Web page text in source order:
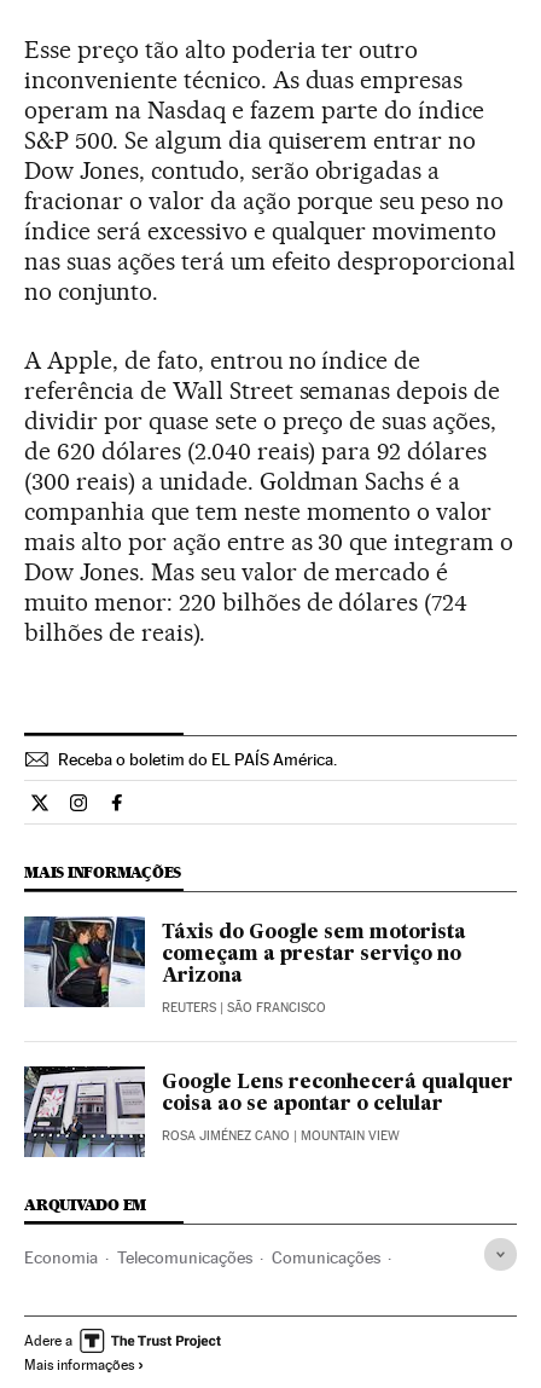
Esse preço tão alto poderia ter outro
inconveniente técnico. As duas empresas
operam na Nasdaq e fazem parte do índice
S&P 500. Se algum dia quiserem entrar no
Dow Jones, contudo, serão obrigadas a
fracionar o valor da ação porque seu peso no
índice será excessivo e qualquer movimento
nas suas ações terá um efeito desproporcional
no conjunto.
A Apple, de fato, entrou no índice de
referência de Wall Street semanas depois de
dividir por quase sete o preço de suas ações,
de 620 dólares (2.040 reais) para 92 dólares
(300 reais) a unidade. Goldman Sachs é a
companhia que tem neste momento o valor
mais alto por ação entre as 30 que integram o
Dow Jones. Mas seu valor de mercado é
muito menor: 220 bilhões de dólares (724
bilhões de reais).
Receba o boletim do EL PAÍS América.
Economia El País Brasil en Twitter
Economia El País Brasil en Instagram
Economia El País Brasil en Facebook
MAIS INFORMAÇÕES
Táxis do Google sem motorista
começam a prestar serviço no
Arizona
REUTERS | SÃO FRANCISCO
Google Lens reconhecerá qualquer
coisa ao se apontar o celular
ROSA JIMÉNEZ CANO | MOUNTAIN VIEW
ARQUIVADO EM
Economia Telecomunicações Comunicações
Alphabet Bolsa valores
Mercados financeiros
Adere a
Mais informações